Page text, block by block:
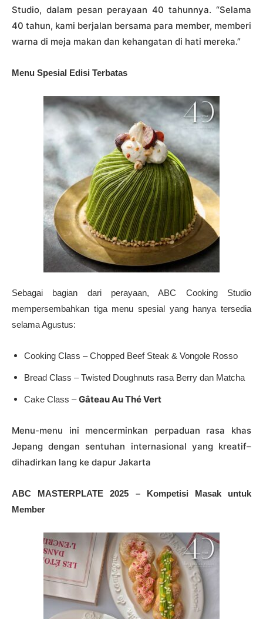
Studio, dalam pesan perayaan 40 tahunnya. “Selama
40 tahun, kami berjalan bersama para member, memberi
warna di meja makan dan kehangatan di hati mereka.”
Menu Spesial Edisi Terbatas
Sebagai bagian dari perayaan, ABC Cooking Studio
mempersembahkan tiga menu spesial yang hanya tersedia
selama Agustus:
Cooking Class – Chopped Beef Steak & Vongole Rosso
Bread Class – Twisted Doughnuts rasa Berry dan Matcha
Cake Class –Gâteau Au Thé Vert
Menu-menu ini mencerminkan perpaduan rasa khas
Jepang dengan sentuhan internasional yang kreatif–
dihadirkan lang ke dapur Jakarta
ABC MASTERPLATE 2025 – Kompetisi Masak untuk
Member